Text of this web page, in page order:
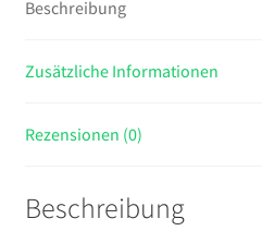
Teilbares
als
Flexibles
Keller
Beschreibung
Zusätzliche Informationen
Rezensionen (0)
Beschreibung